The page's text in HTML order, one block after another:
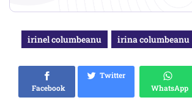
irinel columbeanu irina columbeanu
Facebook
Twitter
WhatsApp